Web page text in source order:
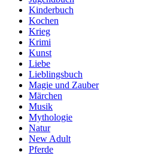
Kinderbuch
Kochen
Krieg
Krimi
Kunst
Liebe
Lieblingsbuch
Magie und Zauber
Märchen
Musik
Mythologie
Natur
New Adult
Pferde